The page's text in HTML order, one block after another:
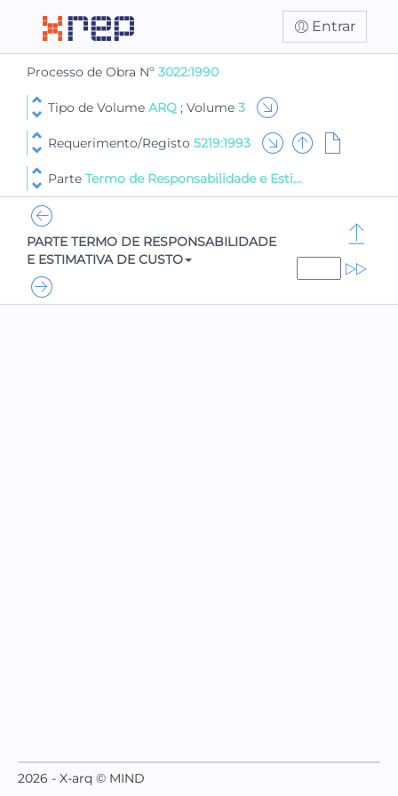
Entrar
Processo de Obra Nº 3022:1990
Tipo de Volume ARQ ; Volume 3
Requerimento/Registo 5219:1993
Parte Termo de Responsabilidade e Esti...
PARTE TERMO DE RESPONSABILIDADE
E ESTIMATIVA DE CUSTO
2026 - X-arq © MIND